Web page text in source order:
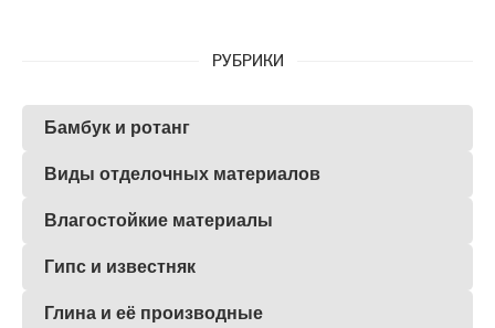
РУБРИКИ
Бамбук и ротанг
Виды отделочных материалов
Влагостойкие материалы
Гипс и известняк
Глина и её производные